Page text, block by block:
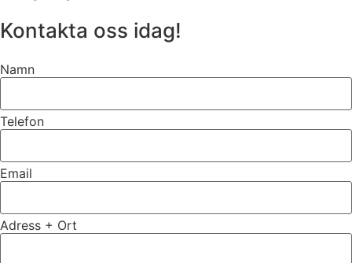
Kontakta oss idag!
Namn
Telefon
Email
Adress + Ort